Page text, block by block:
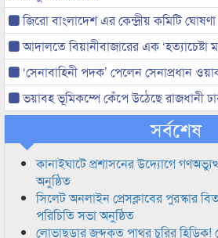
জিরো বাংলাদেশ এর কেন্দ্রীয় কমিটি ঘোষণা
আদালতে বিয়ানীবাজারের এক ‘হত্যাচেষ্টা
‘সেনাবাহিনী পদক’ পেলেন সেনাপ্রধান
ভয়াবহ ভূমিকম্পে কেঁপে উঠেছে রাজধানী
সর্বশেষ
কানাইঘাটে প্রশাসনের উদ্যোগে
অনুষ্ঠিত
সিলেট অনলাইন প্রেসক্লাবের পুরস্কার
পরিচিতি সভা অনুষ্ঠিত
লোভাছড়ার জব্দকৃত পাথর চুরির হিড়িক!